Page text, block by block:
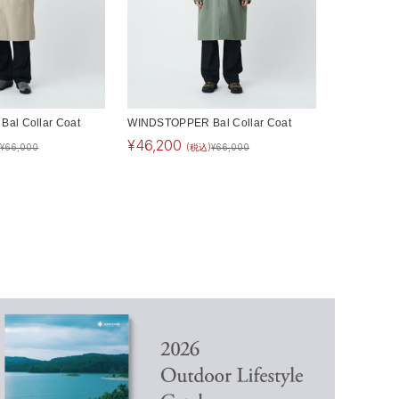
Bal Collar Coat
¥66,000
WINDSTOPPER Bal Collar Coat
¥46,200 (税込)¥66,000